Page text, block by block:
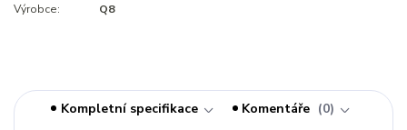
Výrobce: Q8
Kompletní specifikace Komentáře
0